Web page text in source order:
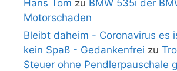
Hans Tom zu BMW 535i der
Motorschaden
Bleibt daheim - Coronavirus es
kein Spaß - Gedankenfrei zu
Steuer ohne Pendlerpauschale